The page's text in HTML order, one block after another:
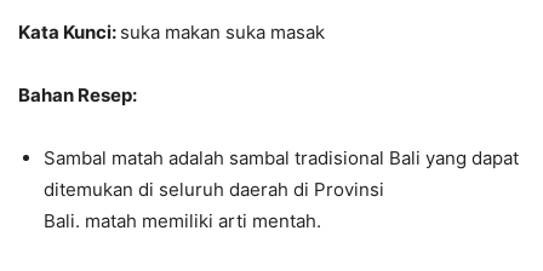
Kata Kunci: suka makan suka masak
Bahan Resep:
Sambal matah adalah sambal tradisional Bali yang dapat
ditemukan di seluruh daerah di Provinsi
Bali. matah memiliki arti mentah.